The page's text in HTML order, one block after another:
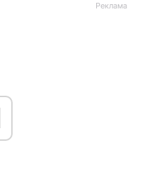
Реклама